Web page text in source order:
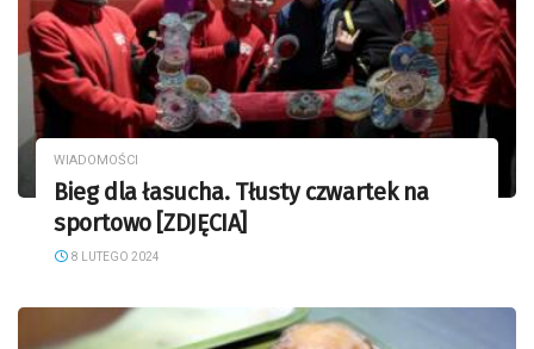
WIADOMOŚCI
Bieg dla łasucha. Tłusty czwartek na
sportowo [ZDJĘCIA]
8 LUTEGO 2024